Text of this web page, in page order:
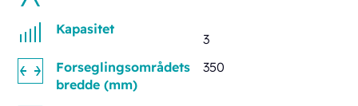
Kapasitet
3
Forseglingsområdets
bredde (mm)
350